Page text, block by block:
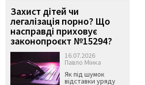
Захист дітей чи
легалізація порно? Що
насправді приховує
законопроєкт №15294?
16.07.2026
Павло Мінка
Як під шумок
відставки уряду